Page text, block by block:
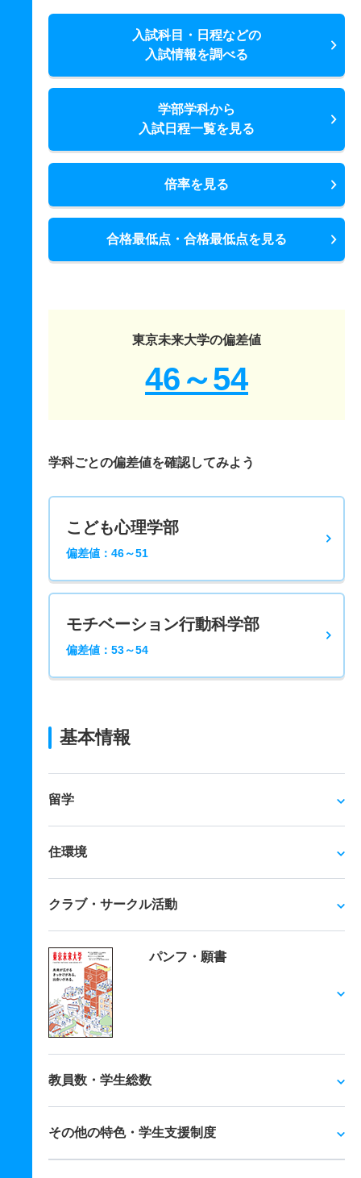
入試科目・日程などの
入試情報を調べる
学部学科から
入試日程一覧を見る
倍率を見る
合格最低点・合格最低点を見る
東京未来大学の偏差値
46～54
学科ごとの偏差値を確認してみよう
こども心理学部
偏差値：46～51
モチベーション行動科学部
偏差値：53～54
基本情報
留学
住環境
クラブ・サークル活動
パンフ・願書
教員数・学生総数
その他の特色・学生支援制度